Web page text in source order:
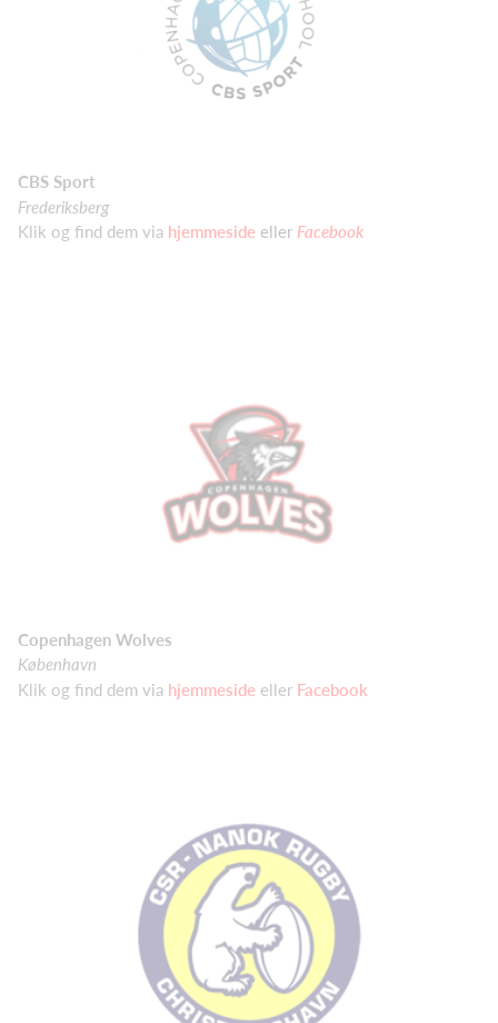
CBS Sport
Frederiksberg
Klik og find dem via hjemmeside eller Facebook
Copenhagen Wolves
København
Klik og find dem via hjemmeside eller Facebook